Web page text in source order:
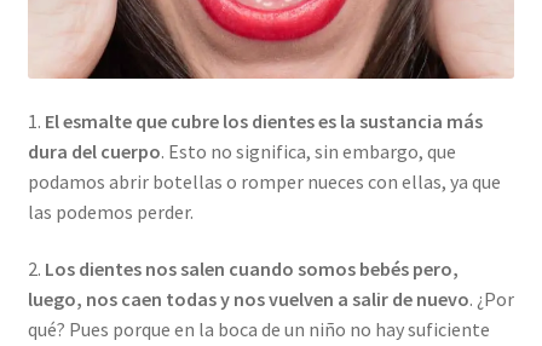
1. El esmalte que cubre los dientes es la sustancia más
dura del cuerpo. Esto no significa, sin embargo, que
podamos abrir botellas o romper nueces con ellas, ya que
las podemos perder.
2. Los dientes nos salen cuando somos bebés pero,
luego, nos caen todas y nos vuelven a salir de nuevo. ¿Por
qué? Pues porque en la boca de un niño no hay suficiente